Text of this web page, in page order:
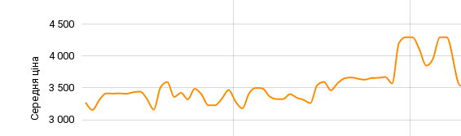
Середня ціна 2 000
3 000
3 500
4 000
4 500